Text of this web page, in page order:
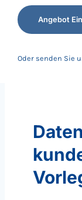
Angebot
Oder senden Sie